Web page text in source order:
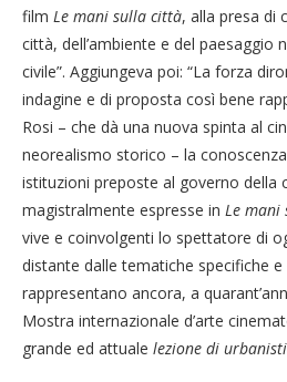
film Le mani sulla città, alla presa di
città, dell’ambiente e del paesaggio
civile”. Aggiungeva poi: “La forza
indagine e di proposta così bene
Rosi – che dà una nuova spinta al
neorealismo storico – la
istituzioni preposte al governo della
magistralmente espresse in Le
vive e coinvolgenti lo spettatore di
distante dalle tematiche specifiche
rappresentano ancora, a
Mostra internazionale d’arte
grande ed attuale lezione di